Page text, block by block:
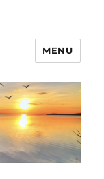
MENU